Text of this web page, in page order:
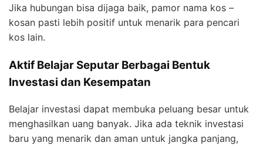
Jika hubungan bisa dijaga baik, pamor nama kos –
kosan pasti lebih positif untuk menarik para pencari
kos lain.
Aktif Belajar Seputar Berbagai Bentuk
Investasi dan Kesempatan
Belajar investasi dapat membuka peluang besar untuk
menghasilkan uang banyak. Jika ada teknik investasi
baru yang menarik dan aman untuk jangka panjang,